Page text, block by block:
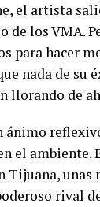
el artista
de los VMA.
para hacer
nada de
llorando de
ánimo
el ambiente.
Tijuana,
rival